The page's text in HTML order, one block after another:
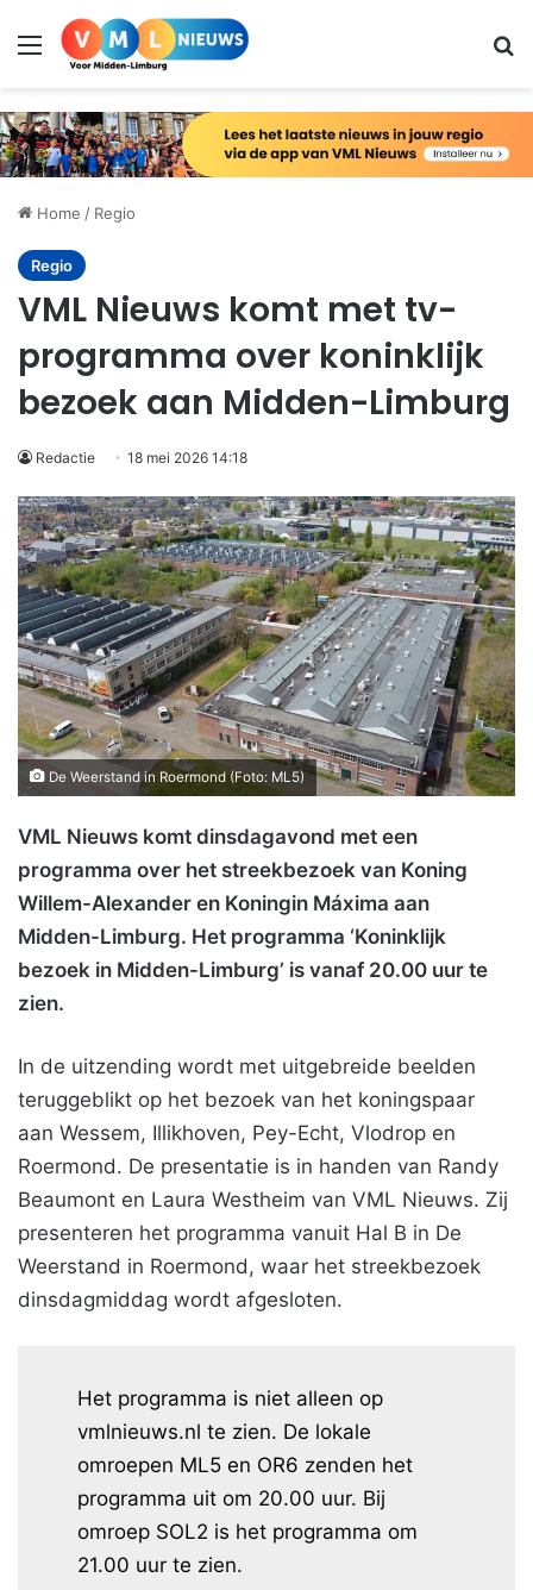
Menu
Home / Regio
Regio
VML Nieuws komt met tv-
programma over koninklijk
bezoek aan Midden-Limburg
Redactie 18 mei 2026 14:18
De Weerstand in Roermond (Foto: ML5)
VML Nieuws komt dinsdagavond met een
programma over het streekbezoek van Koning
Willem-Alexander en Koningin Máxima aan
Midden-Limburg. Het programma ‘Koninklijk
bezoek in Midden-Limburg’ is vanaf 20.00 uur te
zien.
In de uitzending wordt met uitgebreide beelden
teruggeblikt op het bezoek van het koningspaar
aan Wessem, Illikhoven, Pey-Echt, Vlodrop en
Roermond. De presentatie is in handen van Randy
Beaumont en Laura Westheim van VML Nieuws. Zij
presenteren het programma vanuit Hal B in De
Weerstand in Roermond, waar het streekbezoek
dinsdagmiddag wordt afgesloten.
Het programma is niet alleen op
vmlnieuws.nl te zien. De lokale
omroepen ML5 en OR6 zenden het
programma uit om 20.00 uur. Bij
omroep SOL2 is het programma om
21.00 uur te zien.